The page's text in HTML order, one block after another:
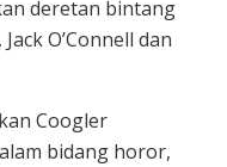
deretan bintang
O’Connell dan
Coogler
bidang horor,